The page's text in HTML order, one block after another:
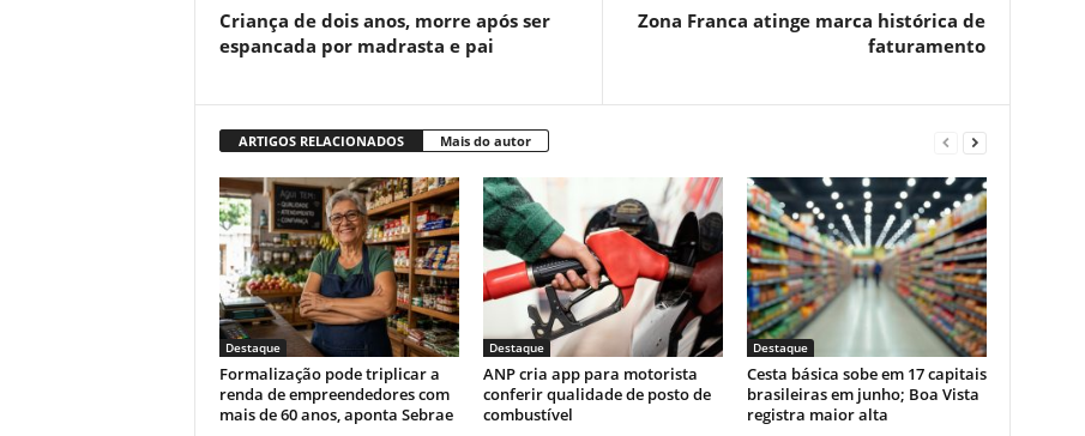
Criança de dois anos, morre após ser
espancada por madrasta e pai
Zona Franca atinge marca histórica de
faturamento
ARTIGOS RELACIONADOS Mais do autor
Destaque
Formalização pode triplicar a
renda de empreendedores com
mais de 60 anos, aponta Sebrae
Destaque
ANP cria app para motorista
conferir qualidade de posto de
combustível
Destaque
Cesta básica sobe em 17 capitais
brasileiras em junho; Boa Vista
registra maior alta